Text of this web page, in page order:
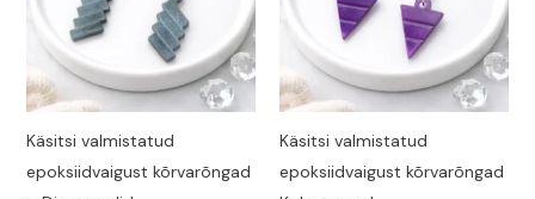
Käsitsi valmistatud
epoksiidvaigust kõrvarõngad
Käsitsi valmistatud
epoksiidvaigust kõrvarõngad